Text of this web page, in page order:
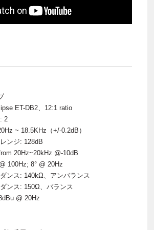
ET-DB2、12:1 ratio
2
~ 18.5KHz（+/-0.2dB）
ンジ: 128dB
20Hz~20kHz @-10dB
100Hz; 8° @ 20Hz
ンス: 140kΩ、アンバランス
ンス: 150Ω、バランス
@ 20Hz